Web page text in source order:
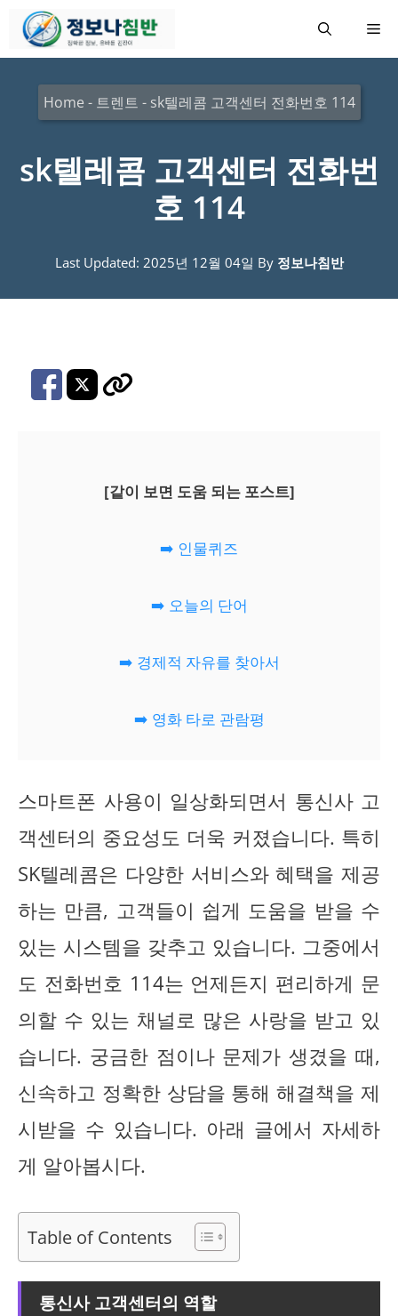
메
Home - 트렌트 - sk텔레콤 고객센터 전화번호 114
sk텔레콤 고객센터 전화번
호 114
Last Updated: 2025년 12월 04일 By 정보나침반
[같이 보면 도움 되는 포스트]
➡️ 인물퀴즈
➡️ 오늘의 단어
➡️ 경제적 자유를 찾아서
➡️ 영화 타로 관람평
스마트폰 사용이 일상화되면서 통신사 고
객센터의 중요성도 더욱 커졌습니다. 특히
SK텔레콤은 다양한 서비스와 혜택을 제공
하는 만큼, 고객들이 쉽게 도움을 받을 수
있는 시스템을 갖추고 있습니다. 그중에서
도 전화번호 114는 언제든지 편리하게 문
의할 수 있는 채널로 많은 사랑을 받고 있
습니다. 궁금한 점이나 문제가 생겼을 때,
신속하고 정확한 상담을 통해 해결책을 제
시받을 수 있습니다. 아래 글에서 자세하
게 알아봅시다.
Table of Contents
통신사 고객센터의 역할